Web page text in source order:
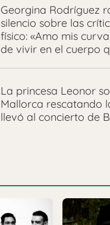
Georgina Rodríguez
silencio sobre las
físico: «Amo mis
de vivir en el cuerpo
La princesa Leonor
Mallorca rescatando
llevó al concierto de